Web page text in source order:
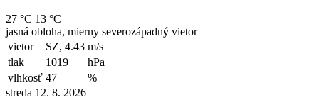
27 °C 13 °C
jasná obloha, mierny severozápadný vietor
vietor
SZ, 4.43 m/s
tlak
1019
hPa
vlhkosť 47
%
streda 12. 8. 2026